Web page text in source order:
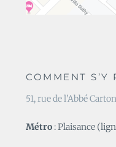
COMMENT S’Y
51, rue de l’Abbé
Métro : Plaisance